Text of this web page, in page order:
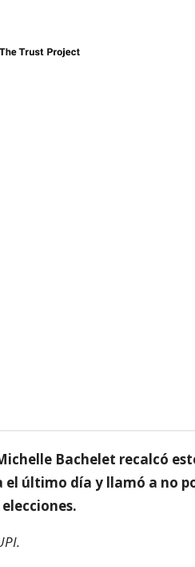
Bachelet recalcó
el último día y llamó a no